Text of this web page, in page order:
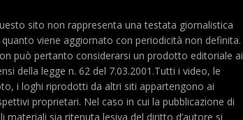
sito non rappresenta una testata giornalistica
quanto viene aggiornato con periodicità non definita.
può pertanto considerarsi un prodotto editoriale ai
della legge n. 62 del 7.03.2001.Tutti i video, le
i loghi riprodotti da altri siti appartengono ai
proprietari. Nel caso in cui la pubblicazione di
materiali sia ritenuta lesiva del diritto d’autore si